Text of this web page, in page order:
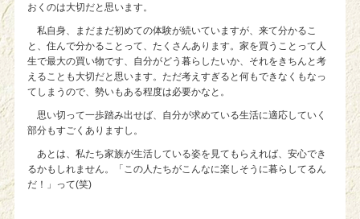
おくのは大切だと思います。
私自身、まだまだ初めての体験が続いていますが、来て分かるこ
と、住んで分かることって、たくさんあります。家を買うことって人
生で最大の買い物です、自分がどう暮らしたいか、それをきちんと考
えることも大切だと思います。ただ考えすぎると何もできなくもなっ
てしまうので、勢いもある程度は必要かなと。
思い切って一歩踏み出せば、自分が求めている生活に適応していく
部分もすごくありますし。
あとは、私たち家族が生活している姿を見てもらえれば、安心でき
るかもしれません。「この人たちがこんなに楽しそうに暮らしてるん
だ！」って(笑)